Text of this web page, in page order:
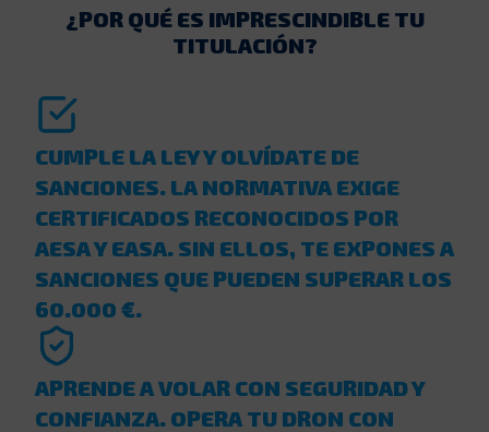
¿POR QUÉ ES IMPRESCINDIBLE TU
TITULACIÓN?
CUMPLE LA LEY Y OLVÍDATE DE
SANCIONES. LA NORMATIVA EXIGE
CERTIFICADOS RECONOCIDOS POR
AESA Y EASA. SIN ELLOS, TE EXPONES A
SANCIONES QUE PUEDEN SUPERAR LOS
60.000 €.
APRENDE A VOLAR CON SEGURIDAD Y
CONFIANZA. OPERA TU DRON CON